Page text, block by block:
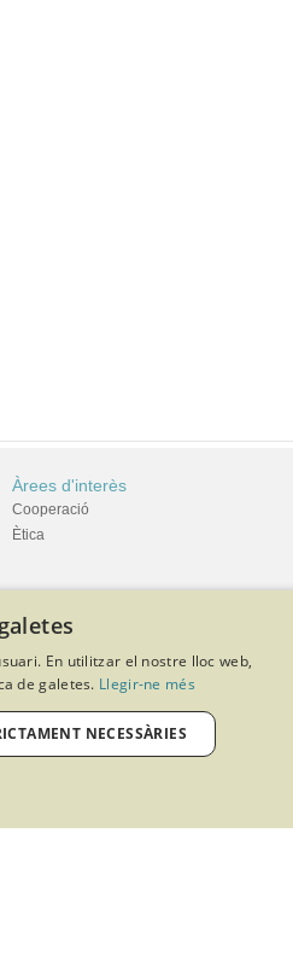
Àrees d'interès
Cooperació
Ètica
En utilitzar el nostre lloc web,
de galetes. Llegir-ne més
NECESSÀRIES